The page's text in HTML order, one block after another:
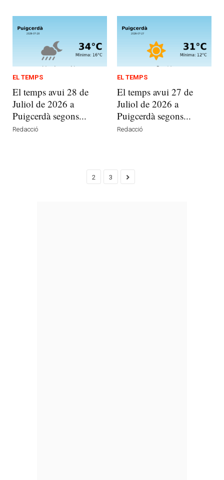
EL TEMPS
El temps avui 28 de
Juliol de 2026 a
Puigcerdà segons...
Redacció
EL TEMPS
El temps avui 27 de
Juliol de 2026 a
Puigcerdà segons...
Redacció
2 3